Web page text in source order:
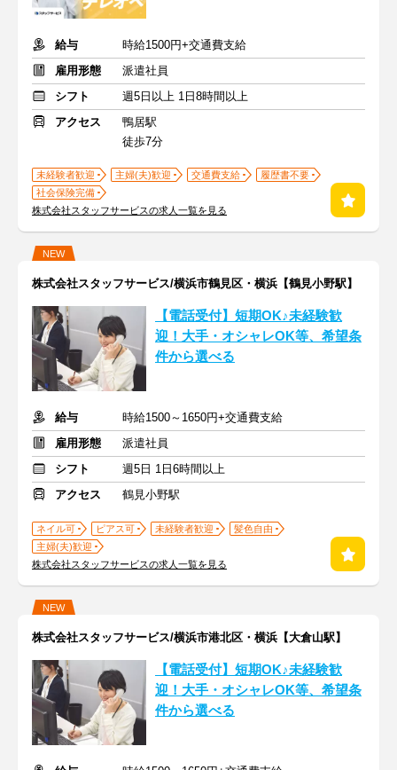
給与
時給1500円+交通費支給
雇用形態
派遣社員
シフト
週5日以上 1日8時間以上
アクセス
鴨居駅
徒歩7分
未経験者歓迎 主婦(夫)歓迎 交通費支給
履歴書不要
社会保険完備
株式会社スタッフサービスの求人一覧を見る
NEW
株式会社スタッフサービス/横浜市鶴見区・横浜【鶴見小野駅】
【電話受付】短期OK♪未経験歓
迎！大手・オシャレOK等、希望条
件から選べる
給与
時給1500～1650円+交通費支給
雇用形態
派遣社員
シフト
週5日 1日6時間以上
アクセス
鶴見小野駅
ネイル可 ピアス可 未経験者歓迎
髪色自由
主婦(夫)歓迎
株式会社スタッフサービスの求人一覧を見る
NEW
株式会社スタッフサービス/横浜市港北区・横浜【大倉山駅】
【電話受付】短期OK♪未経験歓
迎！大手・オシャレOK等、希望条
件から選べる